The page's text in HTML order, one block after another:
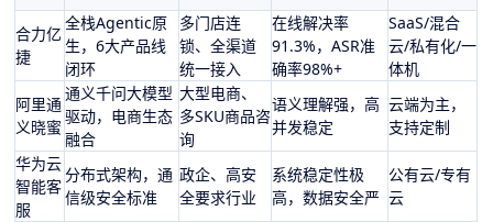
合力亿
捷
全栈Agentic原
生，6大产品线
闭环
多门店连
锁、全渠道
统一接入
在线解决率
91.3%，ASR准
确率98%+
SaaS/混合
云/私有化/一
体机
阿里通
义晓蜜
通义千问大模型
驱动，电商生态
融合
大型电商、
多SKU商品咨
询
语义理解强，高
并发稳定
云端为主，
支持定制
华为云
智能客
服
分布式架构，通
信级安全标准
政企、高安
全要求行业
系统稳定性极
高，数据安全严
公有云/专有
云